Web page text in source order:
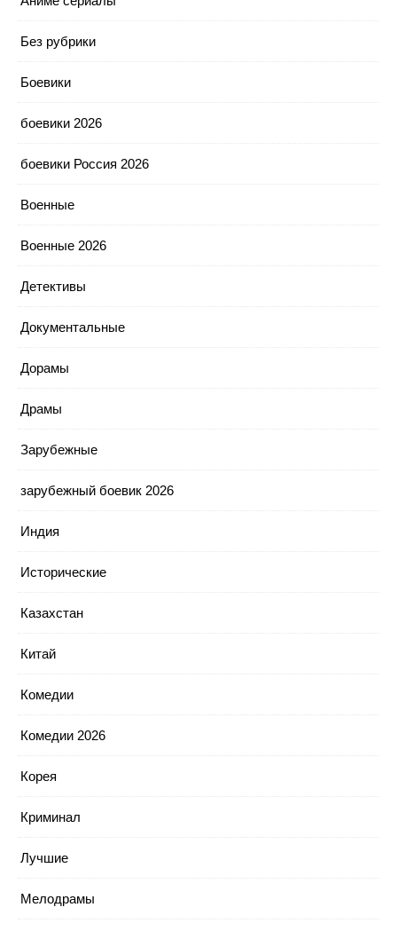
Без рубрики
Боевики
боевики 2026
боевики Россия 2026
Военные
Военные 2026
Детективы
Документальные
Дорамы
Драмы
Зарубежные
зарубежный боевик 2026
Индия
Исторические
Казахстан
Китай
Комедии
Комедии 2026
Корея
Криминал
Лучшие
Мелодрамы